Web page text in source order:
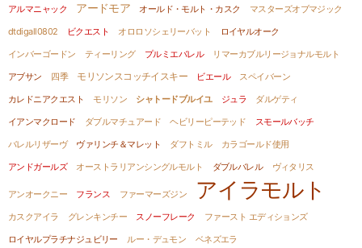
アルマニャック アードモア オールド・モルト・カスク
マスターズオブマジック
dtdigall0802
ビクエスト オロロソシェリーバット
ロイヤルオーク
インバーゴードン
ティーリング プルミエバレル
リマーカブルリージョナルモルト
アブサン
四季 モリソンスコッチイスキー ビエール
スペイバーン
カレドニアクエスト
モリソン シャトードブルイユ ジュラ
ダルゲティ
イアンマクロード
ダブルマチュアード ヘビリーピーテッド
スモールバッチ
バレルリザーヴ
ヴァリンチ＆マレット ダフトミル
カラゴールド使用
アンドガールズ
オーストラリアンシングルモルト ダブルバレル ヴィタリス
アンオークニー フランス ファーマーズジン アイラモルト
カスクアイラ グレンキンチー スノーフレーク
ファースト エディションズ
ロイヤルプラチナジュビリー
ルー・デュモン ベネズエラ